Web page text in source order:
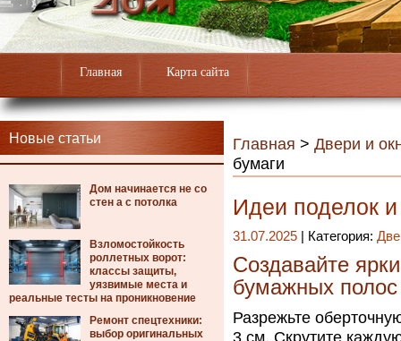
Главная Карта сайта
Новые статьи
Дом начинается не со
стен а с потолка
Взломостойкость
роллетных ворот:
классы защиты,
уязвимые места и
реальные тесты на проникновение
Ремонт спецтехники:
выбор оригинальных
Главная > Двери и
бумаги
Идеи поделок
31.07.2025 | Категория:
Создавайте
бумажных полос
Разрежьте
3 см. Скрутите